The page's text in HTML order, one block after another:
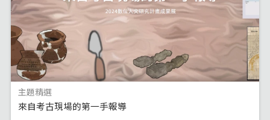
主題精選
來自考古現場的第一手報導